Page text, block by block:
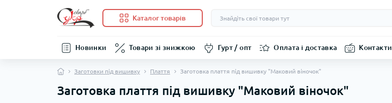
Каталог товарів
Новинки Товари зі знижкою Гурт / опт Оплата і доставка Контакти
Заготовки під вишивку Плаття Заготовка плаття під вишивку "Маковий віночок"
Заготовка плаття під вишивку "Маковий віночок"